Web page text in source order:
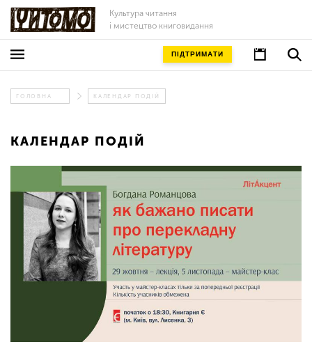
Культура читання
і мистецтво книговидання
ПІДТРИМАТИ
ГОЛОВНА КАЛЕНДАР ПОДІЙ
КАЛЕНДАР ПОДІЙ